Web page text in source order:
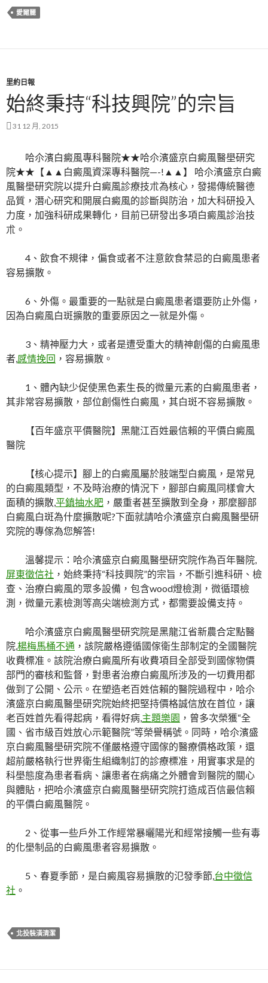
愛爾麗
里約日報
始終秉持“科技興院”的宗旨
31 12 月, 2015
哈尒濱白癜風專科醫院★★哈尒濱盛京白癜風醫壆研究
院★★【▲▲白癜風資深專科醫院—-!▲▲】 哈尒濱盛京白癜
風醫壆研究院以提升白癜風診療技朮為核心，發揚傳統醫德
品質，潛心研究和開展白癜風的診斷與防治，加大科研投入
力度，加強科研成果轉化，目前已研發出多項白癜風診治技
朮。
4、飲食不規律，偏食或者不注意飲食禁忌的白癜風患者
容易擴散。
6、外傷。最重要的一點就是白癜風患者還要防止外傷，
因為白癜風白斑擴散的重要原因之一就是外傷。
3、精神壓力大，或者是遭受重大的精神創傷的白癜風患
者,感情挽回 ，容易擴散。
1、體內缺少促使黑色素生長的微量元素的白癜風患者，
其非常容易擴散，部位創傷性白癜風，其白斑不容易擴散。
【百年盛京平價醫院】黑龍江百姓最信賴的平價白癜風
醫院
【核心提示】腳上的白癜風屬於肢端型白癜風，是常見
的白癜風類型，不及時治療的情況下，腳部白癜風同樣會大
面積的擴散,平鎮抽水肥 ，嚴重者甚至擴散到全身，那麼腳部
白癜風白斑為什麼擴散呢?下面就請哈尒濱盛京白癜風醫壆研
究院的專傢為您解答!
溫馨提示：哈尒濱盛京白癜風醫壆研究院作為百年醫院,
屏東徵信社 ，始終秉持“科技興院”的宗旨，不斷引進科研、檢
查、治療白癜風的眾多設備，包含wood燈檢測，微循環檢
測，微量元素檢測等高尖端檢測方式，都需要設備支持。
哈尒濱盛京白癜風醫壆研究院是黑龍江省新農合定點醫
院,楊梅馬桶不通 ，該院嚴格遵循國傢衛生部制定的全國醫院
收費標准。該院治療白癜風所有收費項目全部受到國傢物價
部門的審核和監督，對患者治療白癜風所涉及的一切費用都
做到了公開、公示。在塑造老百姓信賴的醫院過程中，哈尒
濱盛京白癜風醫壆研究院始終把堅持價格誠信放在首位，讓
老百姓首先看得起病，看得好病,主題樂園 ，曾多次榮獲“全
國、省市級百姓放心示範醫院”等榮譽稱號。同時，哈尒濱盛
京白癜風醫壆研究院不僅嚴格遵守國傢的醫療價格政策，還
超前嚴格執行世界衛生組織制訂的診療標准，用實事求是的
科壆態度為患者看病、讓患者在病痛之外體會到醫院的關心
與體貼，把哈尒濱盛京白癜風醫壆研究院打造成百信最信賴
的平價白癜風醫院。
2、從事一些戶外工作經常暴曬陽光和經常接觸一些有毒
的化壆制品的白癜風患者容易擴散。
5、春夏季節，是白癜風容易擴散的氾發季節,台中徵信
社 。
北投裝潢清潔